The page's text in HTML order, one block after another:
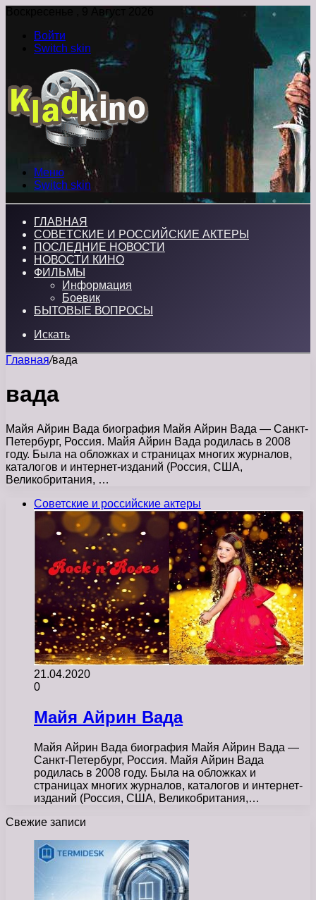
Воскресенье , 9 Август 2026
Войти
Switch skin
Меню
Switch skin
ГЛАВНАЯ
СОВЕТСКИЕ И РОССИЙСКИЕ АКТЕРЫ
ПОСЛЕДНИЕ НОВОСТИ
НОВОСТИ КИНО
ФИЛЬМЫ
Информация
Боевик
БЫТОВЫЕ ВОПРОСЫ
Искать
Главная/вада
вада
Майя Айрин Вада биография Майя Айрин Вада — Санкт-
Петербург, Россия. Майя Айрин Вада родилась в 2008
году. Была на обложках и страницах многих журналов,
каталогов и интернет-изданий (Россия, США,
Великобритания, …
Советские и российские актеры
21.04.2020
0
Майя Айрин Вада
Майя Айрин Вада биография Майя Айрин Вада —
Санкт-Петербург, Россия. Майя Айрин Вада
родилась в 2008 году. Была на обложках и
страницах многих журналов, каталогов и интернет-
изданий (Россия, США, Великобритания,…
Свежие записи